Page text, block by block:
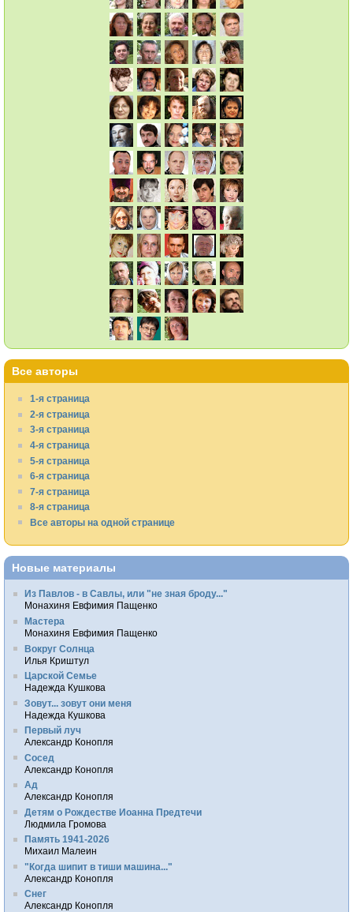
Все авторы
1-я страница
2-я страница
3-я страница
4-я страница
5-я страница
6-я страница
7-я страница
8-я страница
Все авторы на одной странице
Новые материалы
Из Павлов - в Савлы, или "не зная броду..."
Монахиня Евфимия Пащенко
Мастера
Монахиня Евфимия Пащенко
Вокруг Солнца
Илья Криштул
Царской Семье
Надежда Кушкова
Зовут... зовут они меня
Надежда Кушкова
Первый луч
Александр Конопля
Сосед
Александр Конопля
Ад
Александр Конопля
Детям о Рождестве Иоанна Предтечи
Людмила Громова
Память 1941-2026
Михаил Малеин
"Когда шипит в тиши машина..."
Александр Конопля
Снег
Александр Конопля